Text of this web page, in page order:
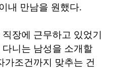
내 만남을 원했다.
장에 근무하고 있었기
니는 남성을 소개할
가조건까지 맞추는 건